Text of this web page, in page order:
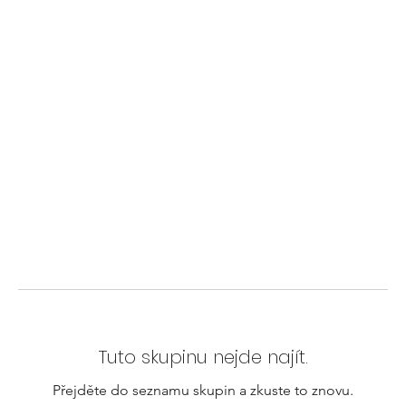
Tuto skupinu nejde najít.
Přejděte do seznamu skupin a zkuste to znovu.